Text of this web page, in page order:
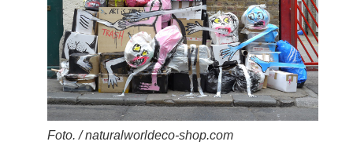
Foto. / naturalworldeco-shop.com